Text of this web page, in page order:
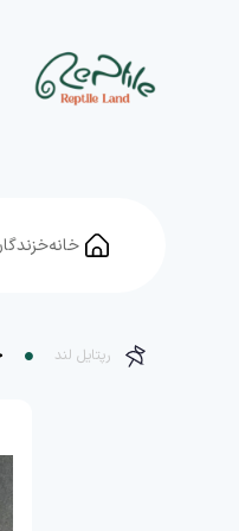
خانه
رپتایل لند